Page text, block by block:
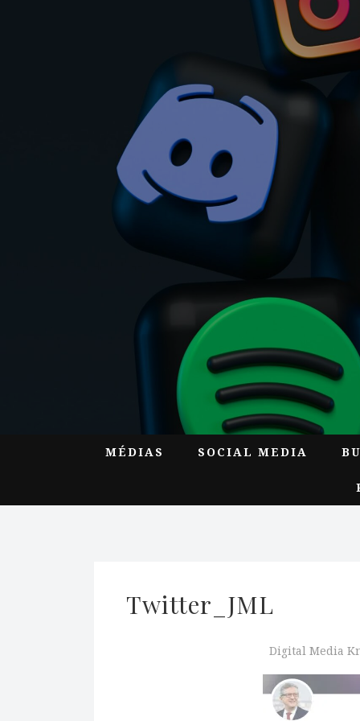
MÉDIAS SOCIAL MEDIA
Twitter_JML
Digital Media